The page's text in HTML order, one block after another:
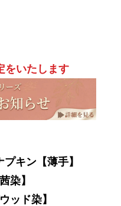
をいたします
キン【薄手】
染】
ッド染】